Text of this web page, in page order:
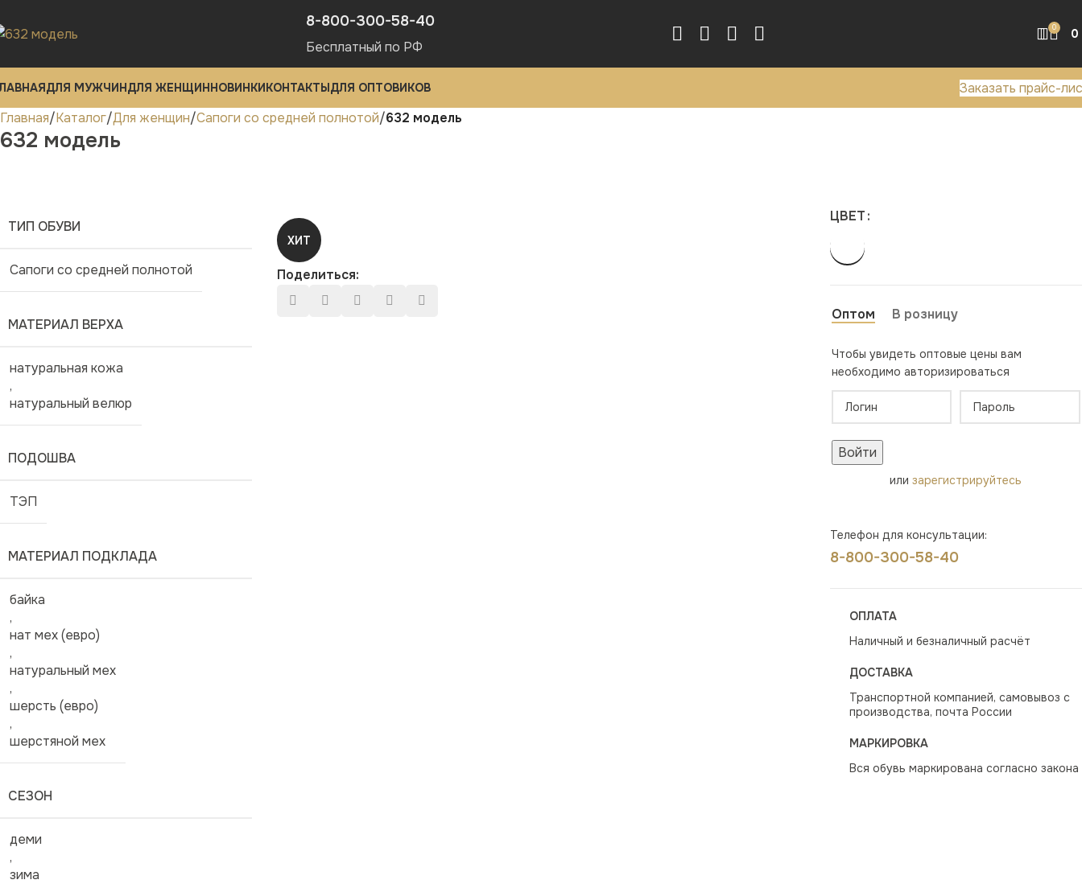
8-800-300-58-40
Бесплатный по РФ
0 0
ДЛЯ МУЖЧИНДЛЯ ЖЕНЩИННОВИНКИКОНТАКТЫДЛЯ ОПТОВИКОВ
Заказать прайс-
Главная Каталог Для женщин Сапоги со средней полнотой 632 модель
632 модель
ТИП ОБУВИ
Сапоги со средней полнотой
МАТЕРИАЛ ВЕРХА
натуральная кожа
,
натуральный велюр
ПОДОШВА
ТЭП
МАТЕРИАЛ ПОДКЛАДА
байка
,
нат мех (евро)
,
натуральный мех
,
шерсть (евро)
,
шерстяной мех
СЕЗОН
деми
,
зима
ХИТ
Поделиться:
ЦВЕТ
Оптом В розницу
Чтобы увидеть оптовые цены вам
необходимо авторизироваться
Войти
илизарегистрируйтесь
Телефон для консультации:
8-800-300-58-40
ОПЛАТА
Наличный и безналичный расчёт
ДОСТАВКА
Транспортной компанией, самовывоз с
производства, почта России
МАРКИРОВКА
Вся обувь маркирована согласно закона